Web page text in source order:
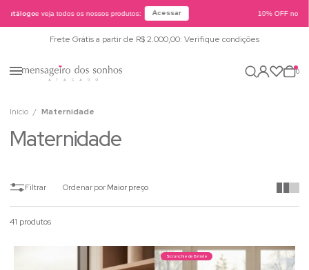
e veja todos os nossos produtos: Acessar 10% OFF no PIX
Frete Grátis a partir de R$ 2.000,00: Verifique condições
0
Início Maternidade
Maternidade
Ordenar por Maior preço
41 produtos
Scrunchie de Brinde